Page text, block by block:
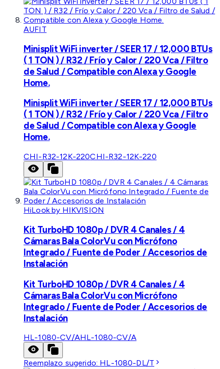
AUFIT
Minisplit WiFi inverter / SEER 17 / 12,000 BTUs
( 1 TON ) / R32 / Frío y Calor / 220 Vca / Filtro
de Salud / Compatible con Alexa y Google
Home.
Minisplit WiFi inverter / SEER 17 / 12,000 BTUs
( 1 TON ) / R32 / Frío y Calor / 220 Vca / Filtro
de Salud / Compatible con Alexa y Google
Home.
CHI-R32-12K-220CHI-R32-12K-220
HiLook by HIKVISION
Kit TurboHD 1080p / DVR 4 Canales / 4
Cámaras Bala ColorVu con Micrófono
Integrado / Fuente de Poder / Accesorios de
Instalación
Kit TurboHD 1080p / DVR 4 Canales / 4
Cámaras Bala ColorVu con Micrófono
Integrado / Fuente de Poder / Accesorios de
Instalación
HL-1080-CV/AHL-1080-CV/A
Reemplazo sugerido: HL-1080-DL/T